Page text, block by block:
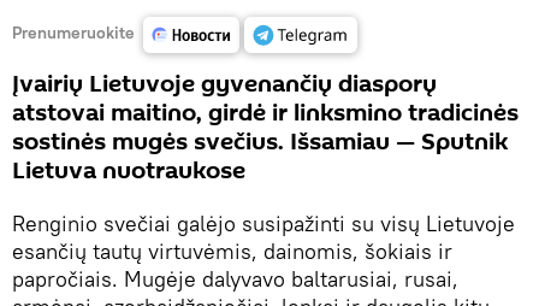
Prenumeruokite
Įvairių Lietuvoje gyvenančių diasporų
atstovai maitino, girdė ir linksmino tradicinės
sostinės mugės svečius. Išsamiau — Sputnik
Lietuva nuotraukose
Renginio svečiai galėjo susipažinti su visų Lietuvoje
esančių tautų virtuvėmis, dainomis, šokiais ir
papročiais. Mugėje dalyvavo baltarusiai, rusai,